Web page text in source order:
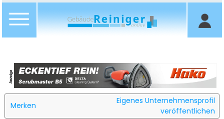
Merken
Eigenes Unternehmensprofil
veröffentlichen